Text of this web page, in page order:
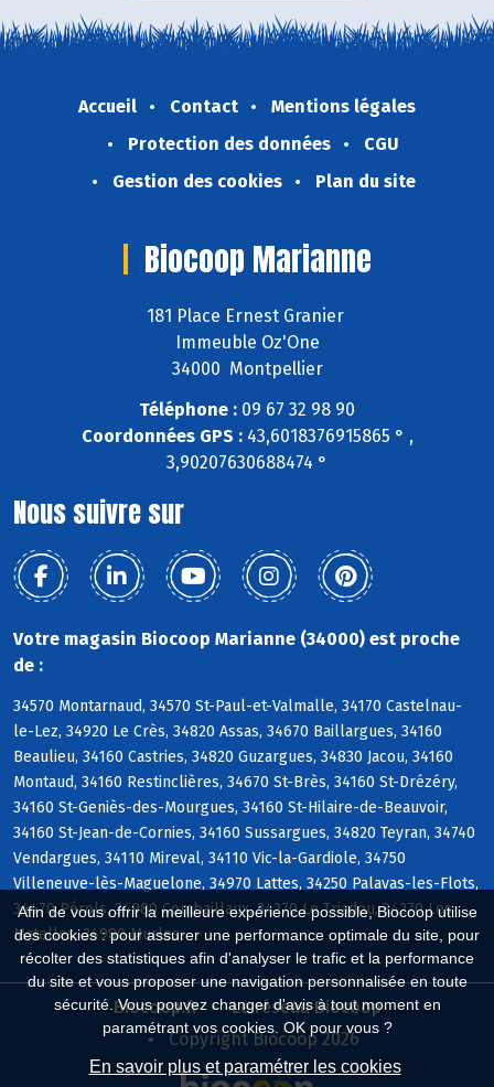
Afin de vous offrir la meilleure expérience possible, Biocoop utilise
des cookies : pour assurer une performance optimale du site, pour
récolter des statistiques afin d'analyser le trafic et la performance
du site et vous proposer une navigation personnalisée en toute
sécurité. Vous pouvez changer d'avis à tout moment en
paramétrant vos cookies. OK pour vous ?
En savoir plus et paramétrer les cookies
Accueil Contact
Mentions légales
Protection des données
CGU
Gestion des cookies
Plan du site
Biocoop Marianne
181 Place Ernest Granier
Immeuble Oz'One
34000 Montpellier
Téléphone : 09 67 32 98 90
Coordonnées GPS :43,6018376915865 ° ,
3,90207630688474 °
Nous suivre sur
Votre magasin Biocoop Marianne (34000) est proche
de :
34570 Montarnaud, 34570 St-Paul-et-Valmalle, 34170 Castelnau-
le-Lez, 34920 Le Crès, 34820 Assas, 34670 Baillargues, 34160
Beaulieu, 34160 Castries, 34820 Guzargues, 34830 Jacou, 34160
Montaud, 34160 Restinclières, 34670 St-Brès, 34160 St-Drézéry,
34160 St-Geniès-des-Mourgues, 34160 St-Hilaire-de-Beauvoir,
34160 St-Jean-de-Cornies, 34160 Sussargues, 34820 Teyran, 34740
Vendargues, 34110 Mireval, 34110 Vic-la-Gardiole, 34750
Villeneuve-lès-Maguelone, 34970 Lattes, 34250 Palavas-les-Flots,
34470 Pérols, 34980 Combaillaux, 34270 Le Triadou, 34270 Les
Matelles, 34980 Murles
Biocoop.fr
Le réseau Biocoop
Copyright Biocoop 2026